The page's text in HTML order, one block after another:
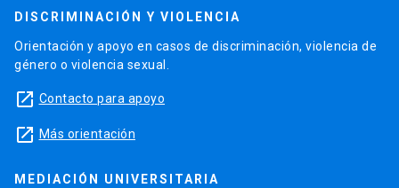
DISCRIMINACIÓN Y VIOLENCIA
Orientación y apoyo en casos de discriminación, violencia de
género o violencia sexual.
launch Contacto para apoyo
launch Más orientación
MEDIACIÓN UNIVERSITARIA